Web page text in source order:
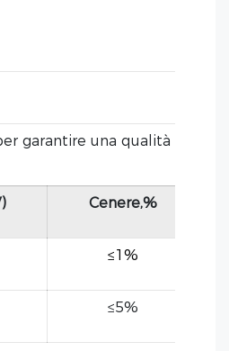
garantire una qualità
Cenere,%
≤1%
≤5%